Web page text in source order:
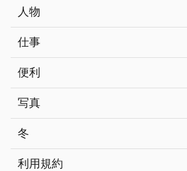
人物
仕事
便利
写真
冬
利用規約